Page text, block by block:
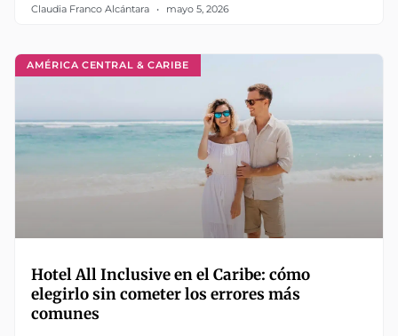
Claudia Franco Alcántara mayo 5, 2026
AMÉRICA CENTRAL & CARIBE
Hotel All Inclusive en el Caribe: cómo
elegirlo sin cometer los errores más
comunes